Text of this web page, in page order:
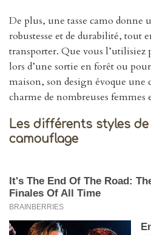
De plus, une tasse camo donne
robustesse et de durabilité, tout
transporter. Que vous l’utilisiez
lors d’une sortie en forêt ou
maison, son design évoque
charme de nombreuses femmes
Les différents styles
camouflage